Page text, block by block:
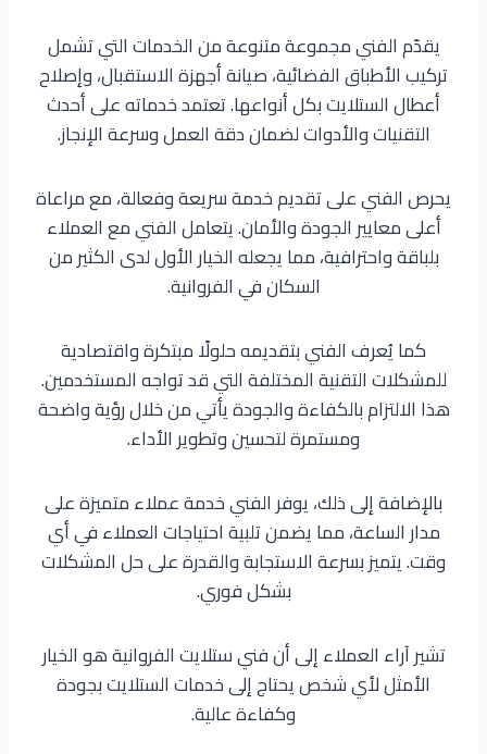
يقدّم الفني مجموعة متنوعة من الخدمات التي تشمل
تركيب الأطباق الفضائية، صيانة أجهزة الاستقبال، وإصلاح
أعطال الستلايت بكل أنواعها. تعتمد خدماته على أحدث
التقنيات والأدوات لضمان دقة العمل وسرعة الإنجاز.
يحرص الفني على تقديم خدمة سريعة وفعالة، مع مراعاة
أعلى معايير الجودة والأمان. يتعامل الفني مع العملاء
بلباقة واحترافية، مما يجعله الخيار الأول لدى الكثير من
السكان في الفروانية.
كما يُعرف الفني بتقديمه حلولًا مبتكرة واقتصادية
للمشكلات التقنية المختلفة التي قد تواجه المستخدمين.
هذا الالتزام بالكفاءة والجودة يأتي من خلال رؤية واضحة
ومستمرة لتحسين وتطوير الأداء.
بالإضافة إلى ذلك، يوفر الفني خدمة عملاء متميزة على
مدار الساعة، مما يضمن تلبية احتياجات العملاء في أي
وقت. يتميز بسرعة الاستجابة والقدرة على حل المشكلات
بشكل فوري.
تشير آراء العملاء إلى أن فني ستلايت الفروانية هو الخيار
الأمثل لأي شخص يحتاج إلى خدمات الستلايت بجودة
وكفاءة عالية.